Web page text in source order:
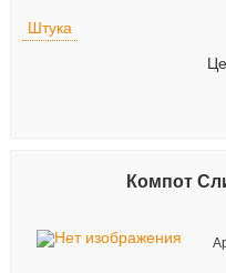
Штука
Компот